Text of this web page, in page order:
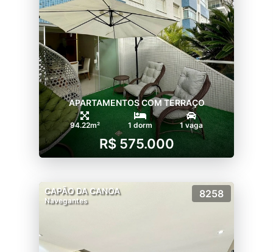
APARTAMENTOS COM TERRAÇO
94.22m² 1 dorm 1 vaga
R$ 575.000
CAPÃO DA CANOA
Navegantes
8258